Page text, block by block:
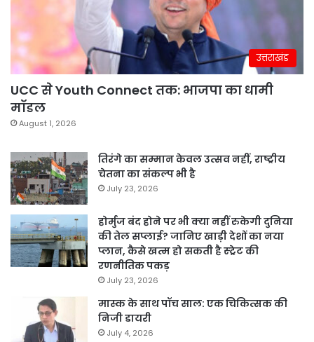
उत्तराखंड
UCC से Youth Connect तक: भाजपा का धामी
मॉडल
August 1, 2026
तिरंगे का सम्मान केवल उत्सव नहीं, राष्ट्रीय
चेतना का संकल्प भी है
July 23, 2026
होर्मुज बंद होने पर भी क्या नहीं रुकेगी दुनिया
की तेल सप्लाई? जानिए खाड़ी देशों का नया
प्लान, कैसे खत्म हो सकती है स्ट्रेट की
रणनीतिक पकड़
July 23, 2026
मास्क के साथ पॉच साल: एक चिकित्सक की
निजी डायरी
July 4, 2026